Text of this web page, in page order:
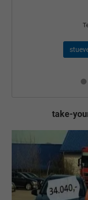
take-